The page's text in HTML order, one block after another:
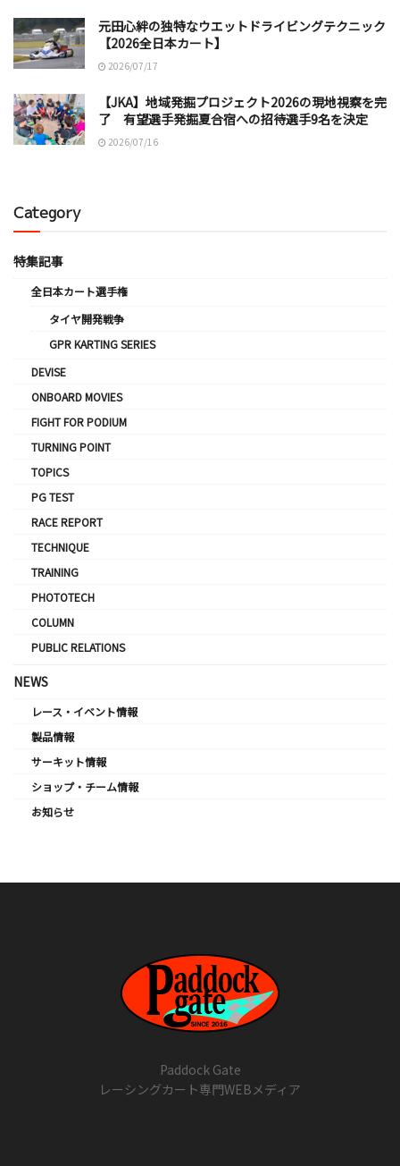
元田心絆の独特なウエットドライビングテクニック
【2026全日本カート】
2026/07/17
【JKA】地域発掘プロジェクト2026の現地視察を完
了 有望選手発掘夏合宿への招待選手9名を決定
2026/07/16
Category
特集記事
全日本カート選手権
タイヤ開発戦争
GPR KARTING SERIES
DEVISE
ONBOARD MOVIES
FIGHT FOR PODIUM
TURNING POINT
TOPICS
PG TEST
RACE REPORT
TECHNIQUE
TRAINING
PHOTOTECH
COLUMN
PUBLIC RELATIONS
NEWS
レース・イベント情報
製品情報
サーキット情報
ショップ・チーム情報
お知らせ
Paddock Gate
レーシングカート専門WEBメディア